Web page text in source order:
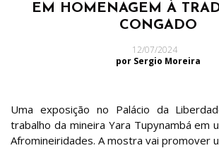
EM HOMENAGEM À
CONGADO
12/07/2024
por Sergio Moreira
Uma exposição no Palácio da
trabalho da mineira Yara Tupynambá em
Afromineiridades. A mostra vai promover